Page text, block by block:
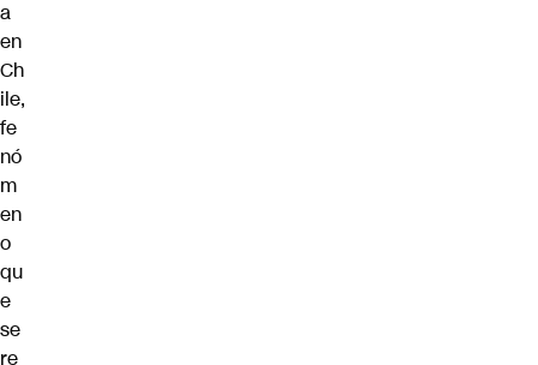
a
en
Ch
ile,
fe
nó
m
en
o
qu
e
se
re